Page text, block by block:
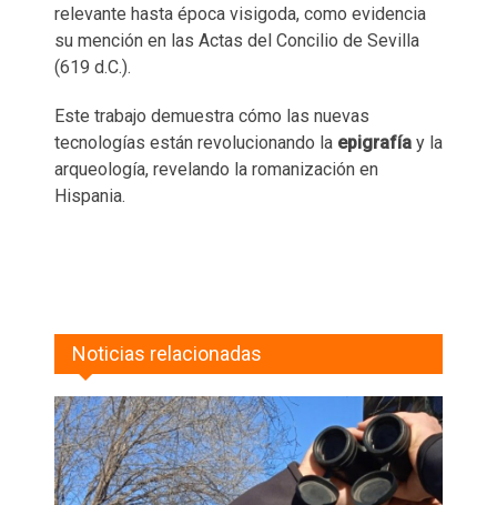
relevante hasta época visigoda, como evidencia
su mención en las Actas del Concilio de Sevilla
(619 d.C.).
Este trabajo demuestra cómo las nuevas
tecnologías están revolucionando la epigrafía y la
arqueología, revelando la romanización en
Hispania.
Noticias relacionadas